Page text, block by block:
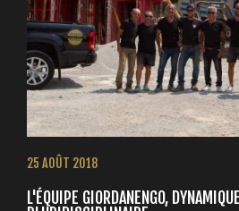
25 AOÛT 2018
L'ÉQUIPE GIORDANENGO,